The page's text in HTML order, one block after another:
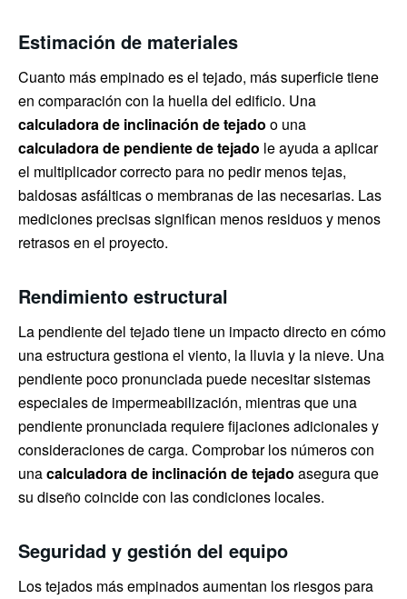
Estimación de materiales
Cuanto más empinado es el tejado, más superficie tiene
en comparación con la huella del edificio. Una
calculadora de inclinación de tejado o una
calculadora de pendiente de tejado le ayuda a aplicar
el multiplicador correcto para no pedir menos tejas,
baldosas asfálticas o membranas de las necesarias. Las
mediciones precisas significan menos residuos y menos
retrasos en el proyecto.
Rendimiento estructural
La pendiente del tejado tiene un impacto directo en cómo
una estructura gestiona el viento, la lluvia y la nieve. Una
pendiente poco pronunciada puede necesitar sistemas
especiales de impermeabilización, mientras que una
pendiente pronunciada requiere fijaciones adicionales y
consideraciones de carga. Comprobar los números con
unacalculadora de inclinación de tejado asegura que
su diseño coincide con las condiciones locales.
Seguridad y gestión del equipo
Los tejados más empinados aumentan los riesgos para